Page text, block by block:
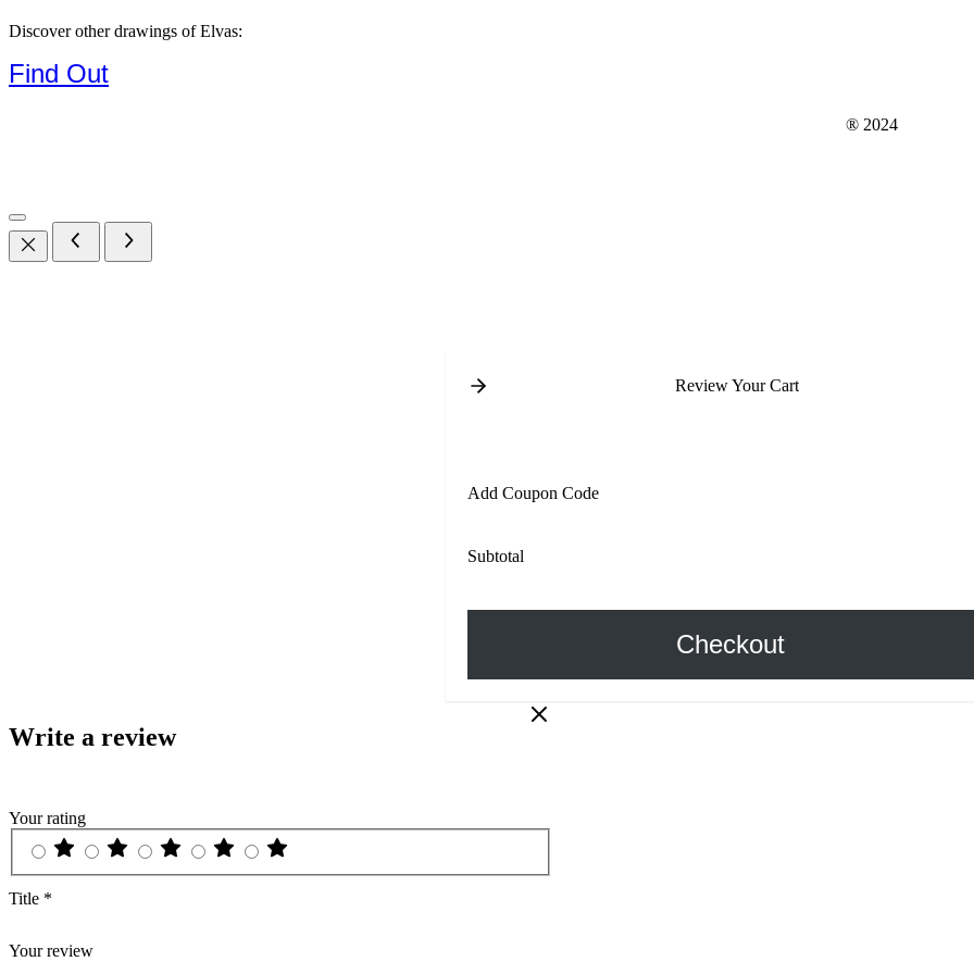
Discover other drawings of Elvas:
Find Out
® 2024
Review Your Cart
Add Coupon Code
Subtotal
Checkout
Write a review
Your rating
Title *
Your review